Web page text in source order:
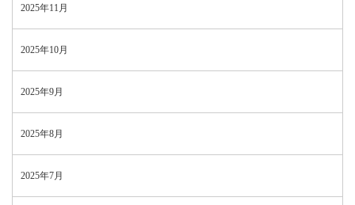
2025年11月
2025年10月
2025年9月
2025年8月
2025年7月